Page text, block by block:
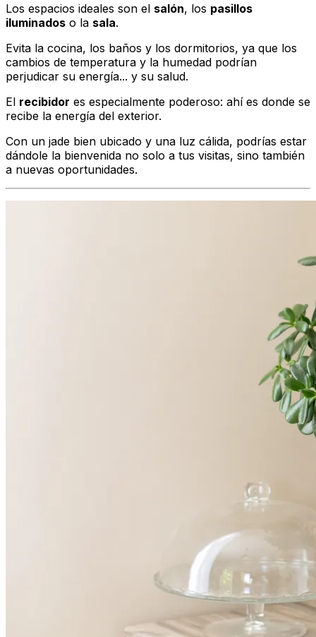
Los espacios ideales son el salón, los pasillos
iluminados o la sala.
Evita la cocina, los baños y los dormitorios, ya que los
cambios de temperatura y la humedad podrían
perjudicar su energía... y su salud.
El recibidor es especialmente poderoso: ahí es donde se
recibe la energía del exterior.
Con un jade bien ubicado y una luz cálida, podrías estar
dándole la bienvenida no solo a tus visitas, sino también
a nuevas oportunidades.